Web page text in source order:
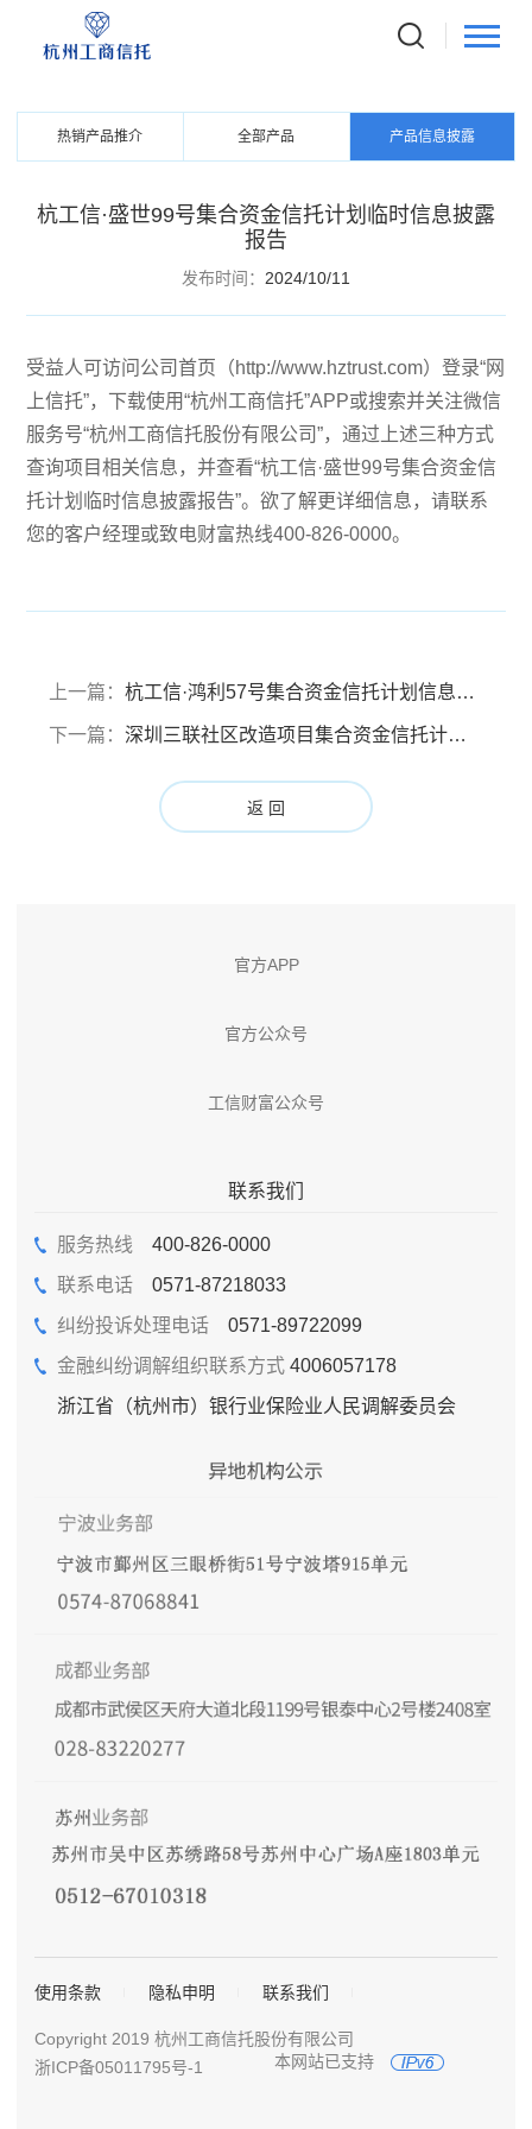
信托产品
热销产品推介 全部产品 产品信息披露
杭工信·盛世99号集合资金信托计划临时信息披露
报告
发布时间： 2024/10/11
受益人可访问公司首页（http://www.hztrust.com）登录“网
上信托”，下载使用“杭州工商信托”APP或搜索并关注微信
服务号“杭州工商信托股份有限公司”，通过上述三种方式
查询项目相关信息，并查看“杭工信·盛世99号集合资金信
托计划临时信息披露报告”。欲了解更详细信息，请联系
您的客户经理或致电财富热线400-826-0000。
上一篇： 杭工信·鸿利57号集合资金信托计划信息披露报告 （报告期：2024年6月29日至2024年9月28日）
下一篇： 深圳三联社区改造项目集合资金信托计划临时信息披露报告
返 回
官方APP
官方公众号
工信财富公众号
联系我们
服务热线 400-826-0000
联系电话0571-87218033
纠纷投诉处理电话0571-89722099
金融纠纷调解组织联系方式4006057178
浙江省（杭州市）银行业保险业人民调解委员会
使用条款 隐私申明 联系我们
Copyright 2019 杭州工商信托股份有限公司
浙ICP备05011795号-1
本网站已支持